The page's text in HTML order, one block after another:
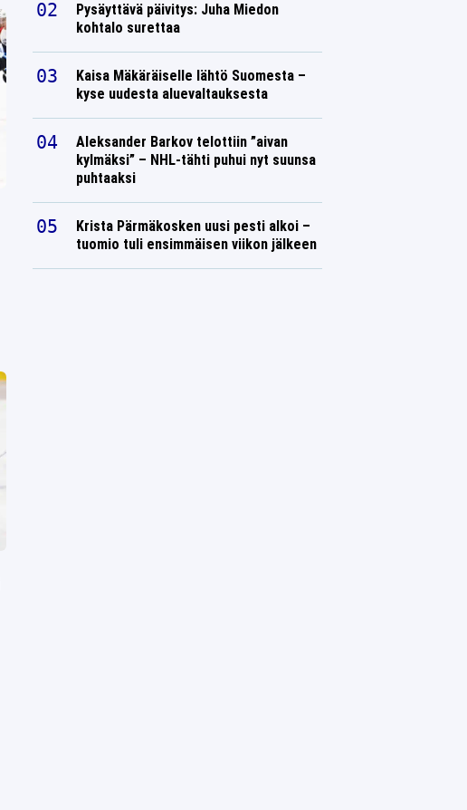
Pysäyttävä päivitys: Juha Miedon
kohtalo surettaa
Kaisa Mäkäräiselle lähtö Suomesta –
kyse uudesta aluevaltauksesta
Aleksander Barkov telottiin ”aivan
kylmäksi” – NHL-tähti puhui nyt suunsa
puhtaaksi
Krista Pärmäkosken uusi pesti alkoi –
tuomio tuli ensimmäisen viikon jälkeen